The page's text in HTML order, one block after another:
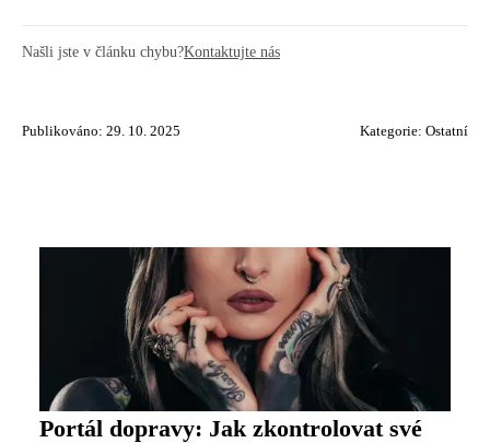
Našli jste v článku chybu?Kontaktujte nás
Publikováno: 29. 10. 2025 Kategorie: Ostatní
Portál dopravy: Jak zkontrolovat své